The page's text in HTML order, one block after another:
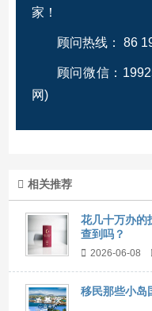
家！
顾问热线： 86
顾问微信：
网)
相关推荐
花几十万办的
查到吗？
2026-06-08
移民那些小岛